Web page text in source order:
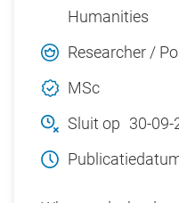
Humanities
Researcher /
MSc
Sluit op 30-09-